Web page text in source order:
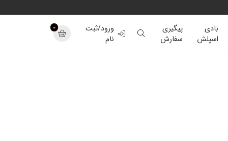
بادی
اسپلش
پیگیری
سفارش
ورود/ثبت
نام
0